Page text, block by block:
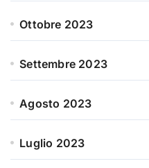
Ottobre 2023
Settembre 2023
Agosto 2023
Luglio 2023